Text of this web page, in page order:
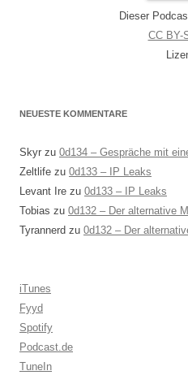
Dieser
CC BY-
NEUESTE KOMMENTARE
Skyr zu 0d134 – Gespräche mit
Zeltlife zu 0d133 – IP Leaks
Levant Ire zu 0d133 – IP Leaks
Tobias zu 0d132 – Der alternative
Tyrannerd zu 0d132 – Der
iTunes
Fyyd
Spotify
Podcast.de
TuneIn